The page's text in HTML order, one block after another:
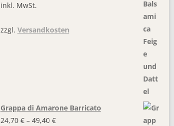
inkl. MwSt.
zzgl. Versandkosten
Grappa di Amarone Barricato
24,70 €– 49,40 €